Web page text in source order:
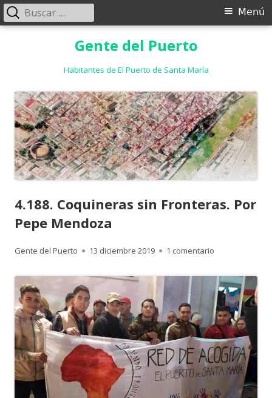
Gente del Puerto
Habitantes de El Puerto de Santa María
Menú
Menú
Buscar:
4.188. Coquineras sin Fronteras. Por
Pepe Mendoza
Autor
Gente del Puerto
Publicado
13 diciembre 2019 1 comentario